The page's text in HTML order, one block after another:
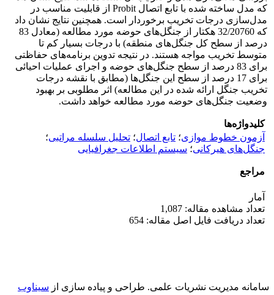
که مدل ساخته شده با تابع اتصال Probit از قابلیت مناسب در
مدل‌سازی درجات تخریب برخوردار است. همچنین نتایج نشان داد
که 32/20760 هکتار از جنگل‌های حوضه مورد مطالعه (معادل 83
درصد از سطح کل جنگل‌های منطقه) با درجات بسیار کم تا
متوسط تخریب مواجه هستند. در نتیجه تدوین برنامه‌های حفاظتی
برای 83 درصد از سطح جنگل‌های حوضه و اجرای عملیات احیائی
برای 17 درصد از سطح این جنگل‌ها (مطابق با نقشه درجات
تخریب جنگل ارائه شده در این مطالعه) اثر مطلوبی بر بهبود
وضعیت جنگل‌های حوضه مورد مطالعه خواهد داشت.
کلیدواژه‌ها
آزمون خطوط موازی؛ تابع اتصال؛ تحلیل سلسله‌ مراتبی؛
جنگل‌های هیرکانی؛ سیستم اطلاعات جغرافیایی
مراجع
آمار
تعداد مشاهده مقاله: 1,087
تعداد دریافت فایل اصل مقاله: 654
سامانه مدیریت نشریات علمی. طراحی و پیاده سازی از سیناوب